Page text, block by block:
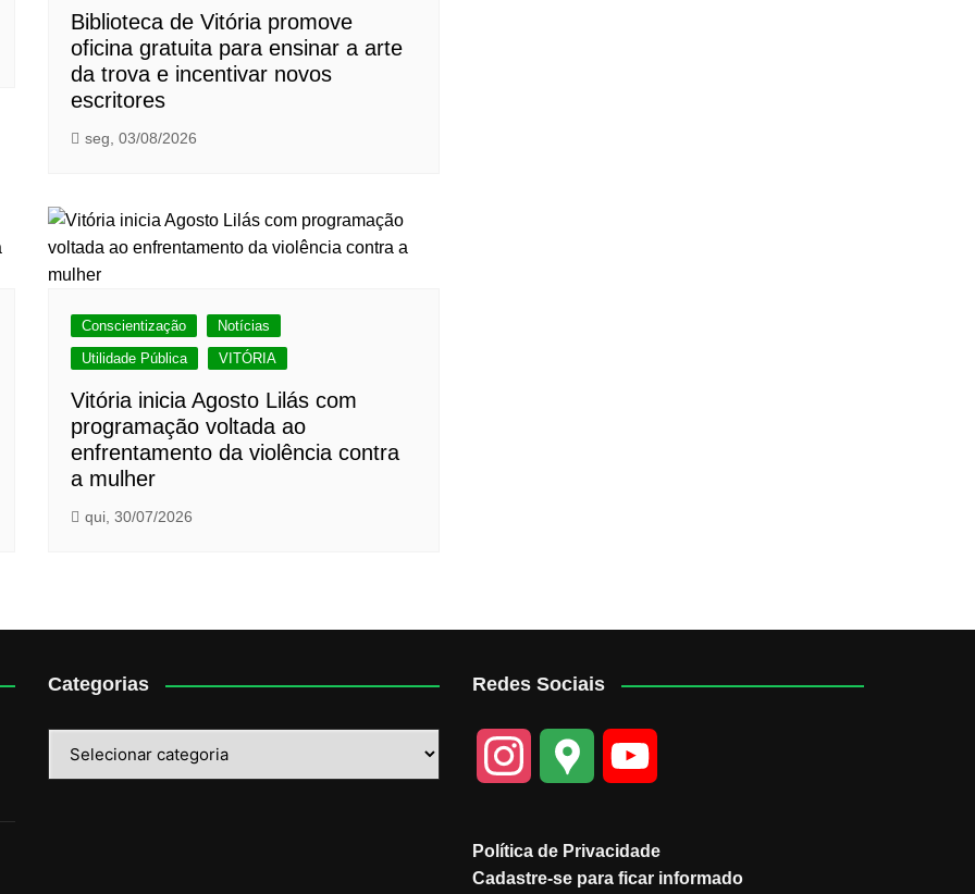
Biblioteca de Vitória promove
oficina gratuita para ensinar a arte
da trova e incentivar novos
escritores
seg, 03/08/2026
Conscientização
Notícias
Utilidade Pública
VITÓRIA
Vitória inicia Agosto Lilás com
programação voltada ao
enfrentamento da violência contra
a mulher
qui, 30/07/2026
Categorias Redes Sociais
Política de Privacidade
Cadastre-se para ficar informado